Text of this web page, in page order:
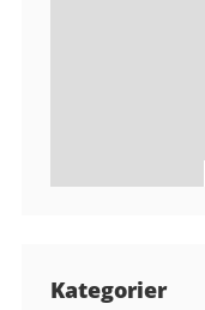
Kategorier